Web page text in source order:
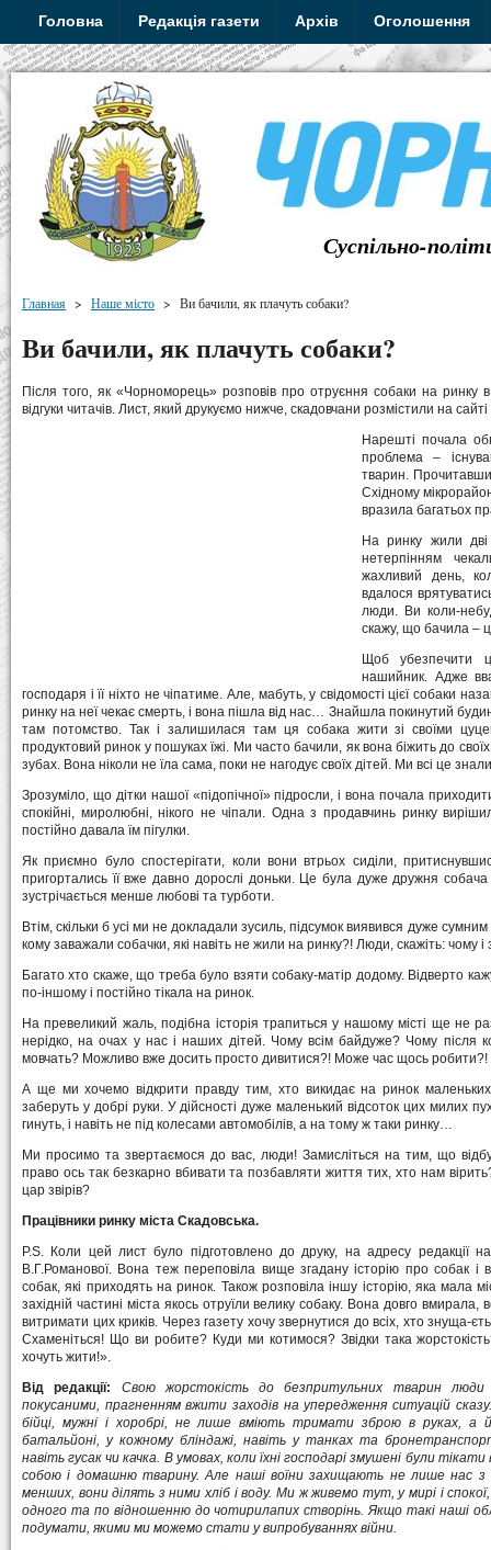
Головна Редакція газети Архів Оголошення
Суспільно-
Главная > Наше місто > Ви бачили, як плачуть собаки?
Ви бачили, як плачуть собаки?
Після того, як «Чорноморець» розповів про отруєння собаки на ринку
відгуки читачів. Лист, який друкуємо нижче, скадовчани розмістили на
Нарешті почала
проблема –
тварин. Прочитавши
Східному
вразила багатьох
На ринку жили
нетерпінням
жахливий день,
вдалося
люди. Ви коли-
скажу, що бачила –
Щоб убезпечити
нашийник. Адже
господаря і її ніхто не чіпатиме. Але, мабуть, у свідомості цієї собаки
ринку на неї чекає смерть, і вона пішла від нас… Знайшла покинутий
там потомство. Так і залишилася там ця собака жити зі своїми
продуктовий ринок у пошуках їжі. Ми часто бачили, як вона біжить до
зубах. Вона ніколи не їла сама, поки не нагодує своїх дітей. Ми всі це знали
Зрозуміло, що дітки нашої «підопічної» підросли, і вона почала
спокійні, миролюбні, нікого не чіпали. Одна з продавчинь ринку
постійно давала їм пігулки.
Як приємно було спостерігати, коли вони втрьох сиділи,
пригортались її вже давно дорослі доньки. Це була дуже дружня собача
зустрічається менше любові та турботи.
Втім, скільки б усі ми не докладали зусиль, підсумок виявився дуже сумним
кому заважали собачки, які навіть не жили на ринку?! Люди, скажіть: чому
Багато хто скаже, що треба було взяти собаку-матір додому. Відверто
по-іншому і постійно тікала на ринок.
На превеликий жаль, подібна історія трапиться у нашому місті ще не
нерідко, на очах у нас і наших дітей. Чому всім байдуже? Чому після
мовчать? Можливо вже досить просто дивитися?! Може час щось робити?!
А ще ми хочемо відкрити правду тим, хто викидає на ринок
заберуть у добрі руки. У дійсності дуже маленький відсоток цих милих
гинуть, і навіть не під колесами автомобілів, а на тому ж таки ринку…
Ми просимо та звертаємося до вас, люди! Замисліться на тим, що
право ось так безкарно вбивати та позбавляти життя тих, хто нам
цар звірів?
Працівники ринку міста Скадовська.
P.S. Коли цей лист було підготовлено до друку, на адресу редакції
В.Г.Романової. Вона теж переповіла вище згадану історію про собак і
собак, які приходять на ринок. Також розповіла іншу історію, яка мала
західній частині міста якось отруїли велику собаку. Вона довго
витримати цих криків. Через газету хочу звернутися до всіх, хто знуща-
Схаменіться! Що ви робите? Куди ми котимося? Звідки така
хочуть жити!».
Від редакції:
Свою жорстокість до безпритульних тварин
покусаними, прагненням вжити заходів на упередження ситуацій
бійці, мужні і хоробрі, не лише вміють тримати зброю в руках, а
батальйоні, у кожному бліндажі, навіть у танках та
навіть гусак чи качка. В умовах, коли їхні господарі змушені були
собою і домашню тварину. Але наші воїни захищають не лише нас
менших, вони ділять з ними хліб і воду. Ми ж живемо тут, у мирі і
одного та по відношенню до чотирилапих створінь. Якщо такі наші
подумати, якими ми можемо стати у випробуваннях війни.